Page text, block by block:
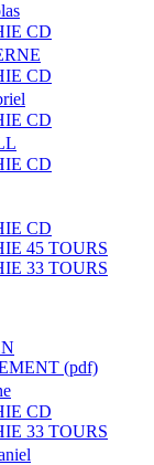
CD
CD
CD
CD
CD
45 TOURS
33 TOURS
(pdf)
CD
33 TOURS